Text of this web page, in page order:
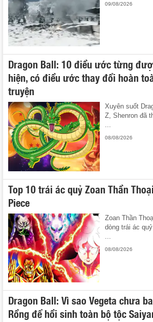
09/08/2026
Dragon Ball: 10 điều ước từng
hiện, có điều ước thay đổi hoàn
truyện
Xuyên suốt
Z, Shenron đã
...
08/08/2026
Top 10 trái ác quỷ Zoan Thần
Piece
Zoan Thần
dòng trái ác
08/08/2026
Dragon Ball: Vì sao Vegeta chưa
Rồng để hồi sinh toàn bộ tộc